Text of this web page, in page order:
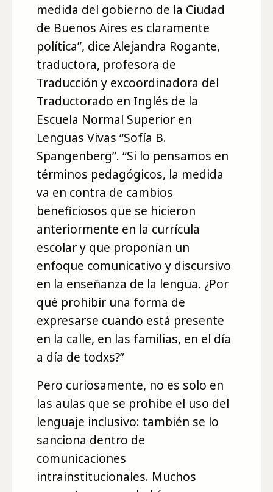
medida del gobierno de la Ciudad
de Buenos Aires es claramente
política”, dice Alejandra Rogante,
traductora, profesora de
Traducción y excoordinadora del
Traductorado en Inglés de la
Escuela Normal Superior en
Lenguas Vivas “Sofía B.
Spangenberg”. “Si lo pensamos en
términos pedagógicos, la medida
va en contra de cambios
beneficiosos que se hicieron
anteriormente en la currícula
escolar y que proponían un
enfoque comunicativo y discursivo
en la enseñanza de la lengua. ¿Por
qué prohibir una forma de
expresarse cuando está presente
en la calle, en las familias, en el día
a día de todxs?”
Pero curiosamente, no es solo en
las aulas que se prohibe el uso del
lenguaje inclusivo: también se lo
sanciona dentro de
comunicaciones
intrainstitucionales. Muchos